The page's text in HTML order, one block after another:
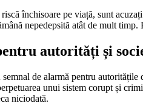
închisoare pe viață, sunt
nepedepsită atât de mult
autorități și
de alarmă pentru
unui sistem corupt și
niciodată.